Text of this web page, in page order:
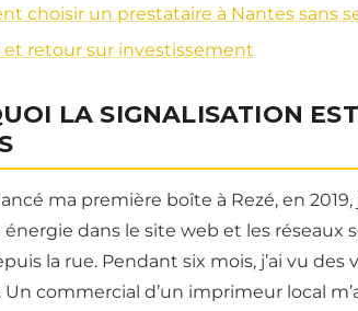
choisir un prestataire à Nantes sans
retour sur investissement
LA SIGNALISATION
ma première boîte à Rezé, en 2019,
dans le site web et les réseaux
la rue. Pendant six mois, j’ai vu
Un commercial d’un imprimeur local